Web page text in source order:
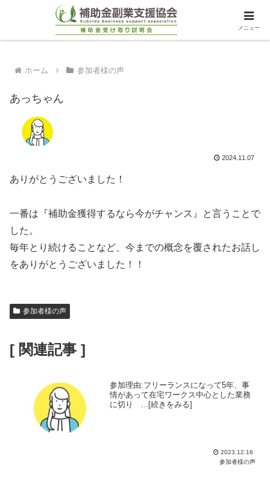
ホーム 参加者様の声
あっちゃん
2024.11.07
ありがとうございました！
一番は『補助金獲得するなら今がチャンス』と言うことで
した。
毎年とり続けることなど、今までの概念を覆されたお話し
をありがとうございました！！
参加者様の声
[ 関連記事 ]
参加理由:フリーランスになって5年、事
情があって在宅ワークス中心とした業務
に切り ...[続きをみる]
2023.12.16
参加者様の声
メニュー